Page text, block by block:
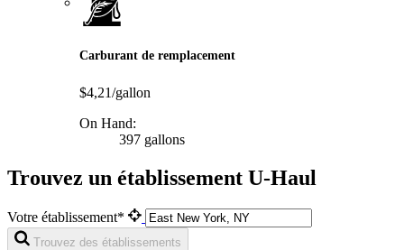
Carburant de remplacement
$4,21/gallon
On Hand:
397 gallons
Trouvez un établissement U-Haul
Votre établissement*
Trouvez des établissements